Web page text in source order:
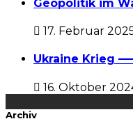
Geopolitik im
17. Februar
Ukraine Krieg
16. Oktober
Archiv